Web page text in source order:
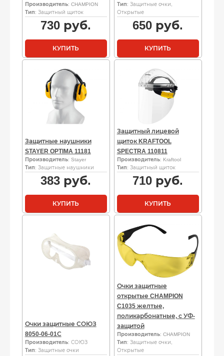
Производитель: CHAMPION
Тип: Защитный щиток
730 руб.
КУПИТЬ
Тип: Защитные очки,
Открытые
650 руб.
КУПИТЬ
Защитные наушники
STAYER OPTIMA 11181
Производитель: Stayer
Тип: Защитные наушники
383 руб.
КУПИТЬ
Защитный лицевой
щиток KRAFTOOL
SPECTRA 110811
Производитель: Kraftool
Тип: Защитный щиток
710 руб.
КУПИТЬ
Очки защитные СОЮЗ
8050-06-01С
Производитель: СОЮЗ
Тип: Защитные очки
Очки защитные
открытые CHAMPION
C1035 желтые,
поликарбонатные, с УФ-
защитой
Производитель: CHAMPION
Тип: Защитные очки,
Открытые